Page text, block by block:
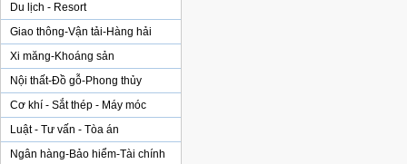
Du lịch - Resort
Giao thông-Vận tải-Hàng hải
Xi măng-Khoáng sản
Nội thất-Đồ gỗ-Phong thủy
Cơ khí - Sắt thép - Máy móc
Luật - Tư vấn - Tòa án
Ngân hàng-Bảo hiểm-Tài chính